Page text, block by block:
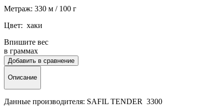
Метраж: 330 м / 100 г
Цвет: хаки
Впишите вес
в граммах
Добавить в сравнение
Описание
Данные производителя: SAFIL TENDER 3300